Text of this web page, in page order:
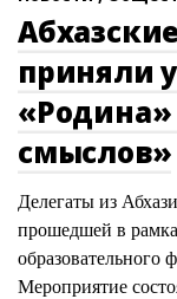
приняли
смыслов»
Делегаты из
прошедшей в
образовательного
Мероприятие